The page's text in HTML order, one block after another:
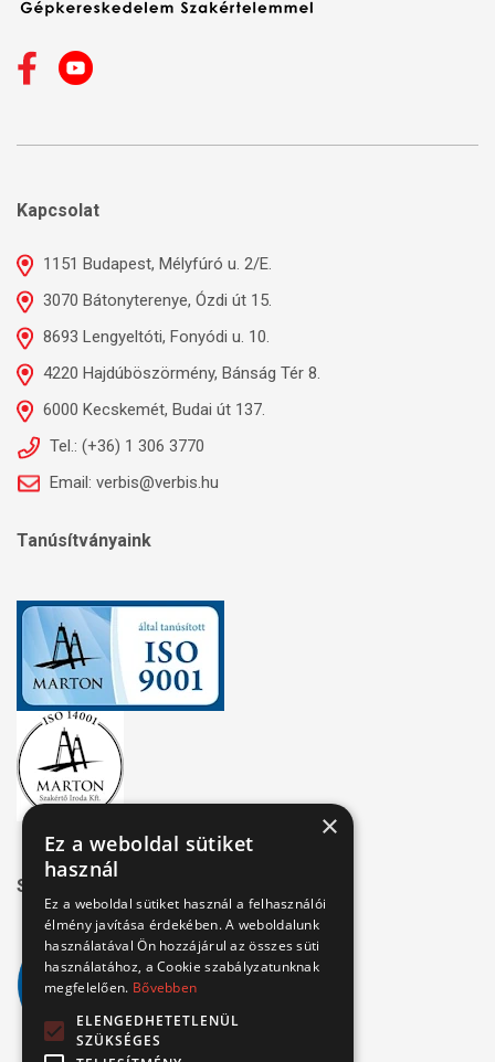
Kapcsolat
1151 Budapest, Mélyfúró u. 2/E.
3070 Bátonyterenye, Ózdi út 15.
8693 Lengyeltóti, Fonyódi u. 10.
4220 Hajdúböszörmény, Bánság Tér 8.
6000 Kecskemét, Budai út 137.
Tel.: (+36) 1 306 3770
Email: verbis@verbis.hu
Tanúsítványaink
Széchenyi 2020
×
Ez a weboldal sütiket
használ
Ez a weboldal sütiket használ a felhasználói
élmény javítása érdekében. A weboldalunk
használatával Ön hozzájárul az összes süti
használatához, a Cookie szabályzatunknak
megfelelően. Bővebben
ELENGEDHETETLENÜL
SZÜKSÉGES